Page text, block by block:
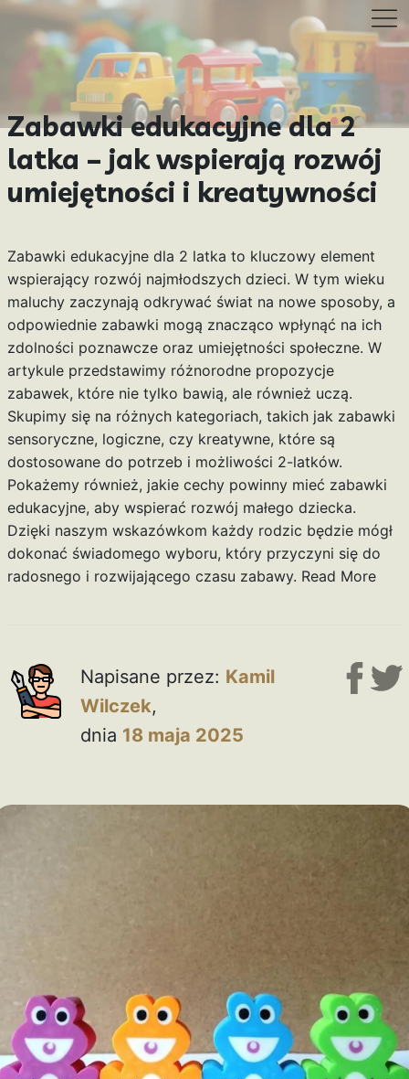
Zabawki edukacyjne dla 2
latka – jak wspierają rozwój
umiejętności i kreatywności
Zabawki edukacyjne dla 2 latka to kluczowy element
wspierający rozwój najmłodszych dzieci. W tym wieku
maluchy zaczynają odkrywać świat na nowe sposoby, a
odpowiednie zabawki mogą znacząco wpłynąć na ich
zdolności poznawcze oraz umiejętności społeczne. W
artykule przedstawimy różnorodne propozycje
zabawek, które nie tylko bawią, ale również uczą.
Skupimy się na różnych kategoriach, takich jak zabawki
sensoryczne, logiczne, czy kreatywne, które są
dostosowane do potrzeb i możliwości 2-latków.
Pokażemy również, jakie cechy powinny mieć zabawki
edukacyjne, aby wspierać rozwój małego dziecka.
Dzięki naszym wskazówkom każdy rodzic będzie mógł
dokonać świadomego wyboru, który przyczyni się do
radosnego i rozwijającego czasu zabawy. Read More
Napisane przez: Kamil
Wilczek,
dnia 18 maja 2025